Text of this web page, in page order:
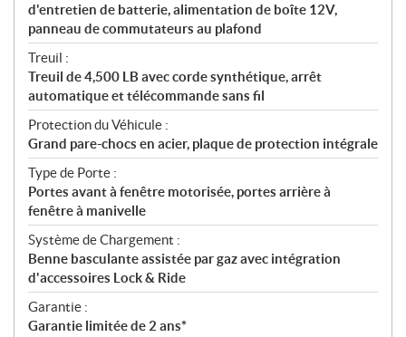
d'entretien de batterie, alimentation de boîte 12V,
panneau de commutateurs au plafond
Treuil :
Treuil de 4,500 LB avec corde synthétique, arrêt
automatique et télécommande sans fil
Protection du Véhicule :
Grand pare-chocs en acier, plaque de protection intégrale
Type de Porte :
Portes avant à fenêtre motorisée, portes arrière à
fenêtre à manivelle
Système de Chargement :
Benne basculante assistée par gaz avec intégration
d'accessoires Lock & Ride
Garantie :
Garantie limitée de 2 ans*